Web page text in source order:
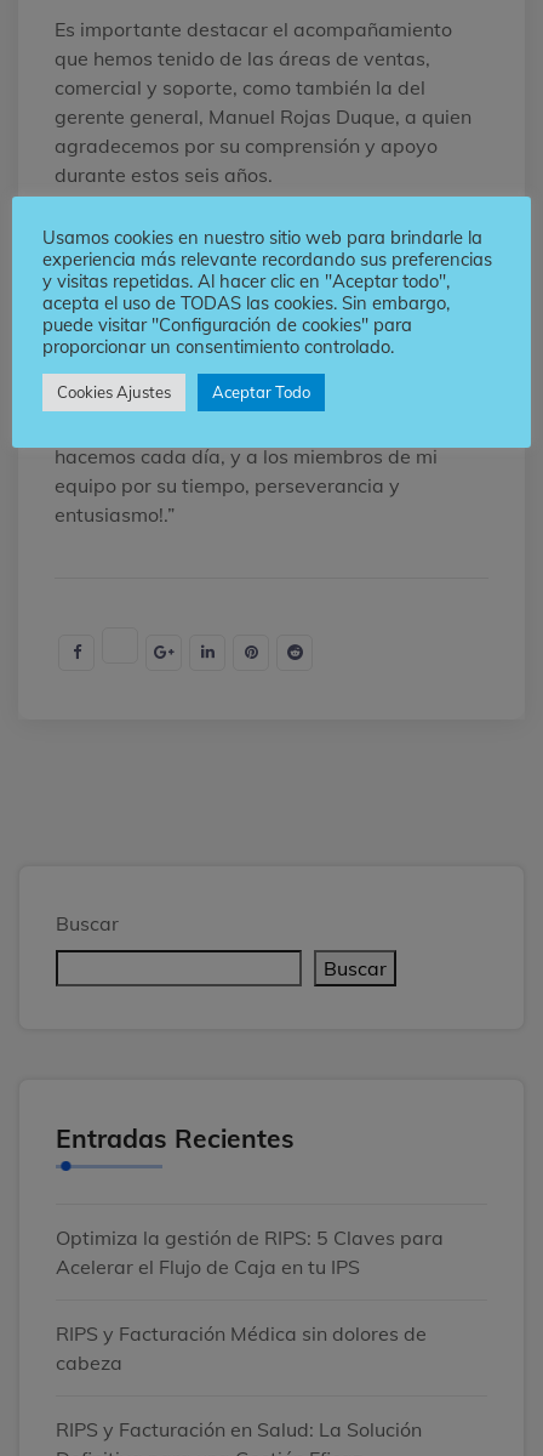
Es importante destacar el acompañamiento
que hemos tenido de las áreas de ventas,
comercial y soporte, como también la del
gerente general, Manuel Rojas Duque, a quien
agradecemos por su comprensión y apoyo
durante estos seis años.
Somos conscientes del esfuerzo y la dedicación
de todas y cada una de las personas que
trabajan en las diferentes áreas que
conforman la familia The Factory HKA
Colombia, por hacer un trabajo inmejorable.
¡Muchísimas gracias a todos/as por confiar en
hacemos cada día, y a los miembros de mi
equipo por su tiempo, perseverancia y
entusiasmo!.”
Buscar
Buscar
Entradas Recientes
Optimiza la gestión de RIPS: 5 Claves para
Acelerar el Flujo de Caja en tu IPS
RIPS y Facturación Médica sin dolores de
cabeza
RIPS y Facturación en Salud: La Solución
Usamos cookies en nuestro sitio web para brindarle la
experiencia más relevante recordando sus preferencias
y visitas repetidas. Al hacer clic en "Aceptar todo",
acepta el uso de TODAS las cookies. Sin embargo,
puede visitar "Configuración de cookies" para
proporcionar un consentimiento controlado.
Cookies Ajustes Aceptar Todo